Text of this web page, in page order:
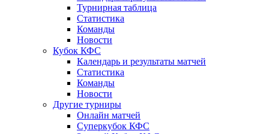
Турнирная таблица
Статистика
Команды
Новости
Кубок КФС
Календарь и результаты матчей
Статистика
Команды
Новости
Другие турниры
Онлайн матчей
Суперкубок КФС